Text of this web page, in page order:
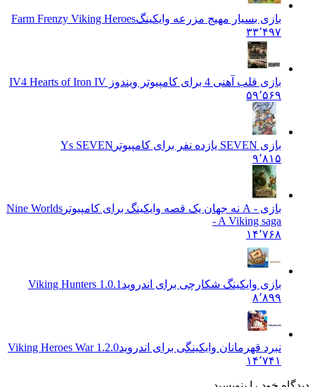
بازی بسیار مهیج مزرعه وایکینگFarm Frenzy Viking Heroes
۳۳٬۴۹۷
بازی قلب آهنی 4 برای کامپیوتر ویندوز IV
4 Hearts of Iron IV
۵۹٬۵۶۹
بازی SEVEN یازده نفر برای کامپیوتر
Ys SEVEN
۹٬۸۱۵
بازی - A نه جهان یک قصه وایکینگ برای کامپیوتر
Nine Worlds
- A Viking saga
۱۴٬۷۶۸
بازی وایکینگ شکارچی برای اندروید Viking Hunters 1.0.1
۸٬۸۹۹
نبرد قهرمانان وایکینگی برای اندرویدViking Heroes War 1.2.0
۱۴٬۷۴۱